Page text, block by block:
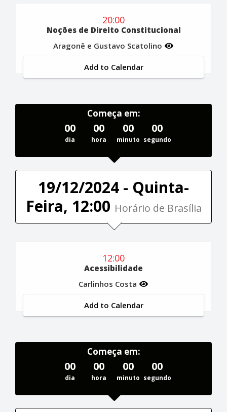
20:00
Noções de Direito Constitucional
Aragonê e Gustavo Scatolino
Add to Calendar
Começa em:
00
dia
00
hora
00
minuto
00
segundo
19/12/2024 - Quinta-
Feira, 12:00 Horário de Brasília
12:00
Acessibilidade
Carlinhos Costa
Add to Calendar
Começa em:
00
dia
00
hora
00
minuto
00
segundo